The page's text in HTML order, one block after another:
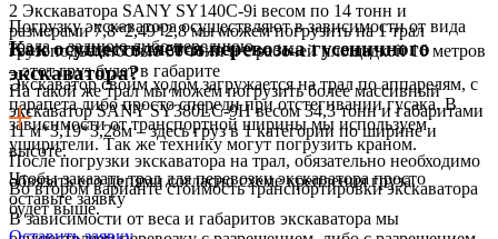
2 Экскаватора SANY SY140C-9i весом по 14 тонн и
размерами 7,8*2,49*2,8 мы можем погрузить на 1 трал
грузоподъемностью 50 тонн и с рабочей площадкой 16 метров
– этот груз будет в габарите
На такой же трал мы можем погрузить более массивный
экскаватор SANY SY380LC-9H весом 34,3 тонн и габаритами
11 м*3,19*3,28м – здесь груз в 1 категории по ширине и
высоте.
Во втором варианте стоимость транспортировки экскаватора
будет выше.
Погрузку экскаватора осуществляют в зависимости от вида
трала – заднюю либо переднюю.
Экскаватор своим ходом загружается на трал по аппарелям, с
парапета либо просто спереди при отстегивании гусака. В
зависимости от транспортной ширины мы используем
уширители. Так же технику могут погрузить краном.
Как осуществляется перевозка гусеничного
экскаватора?
После погрузки экскаватора на трал, обязательно необходимо
обвязать его цепями согласно схеме крепления груза.
В зависимости от веса и габаритов экскаватора мы
Чтобы заказать трал для перевозки экскаватора просто
оставьте заявку